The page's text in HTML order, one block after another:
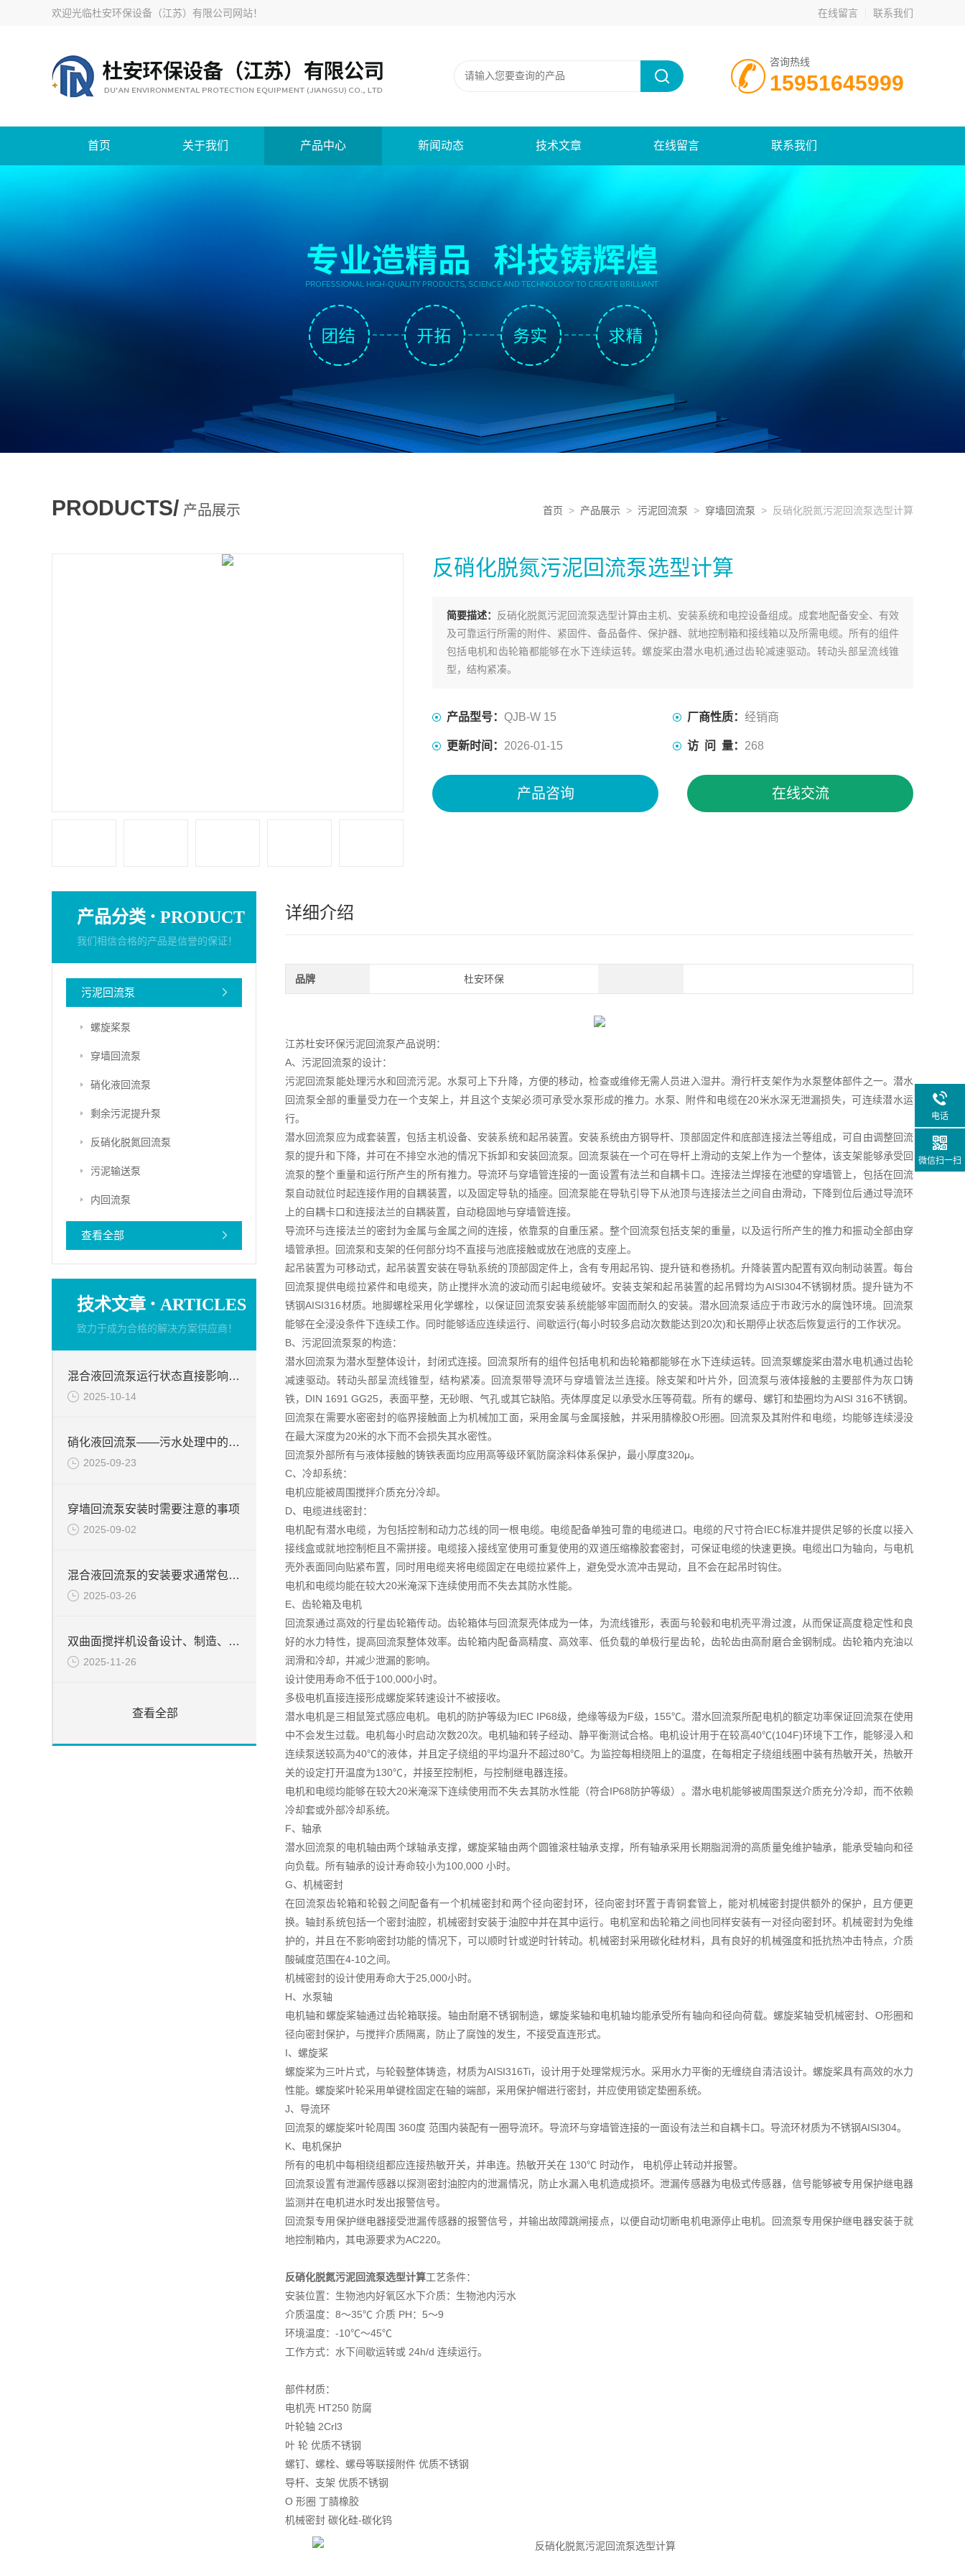
欢迎光临杜安环保设备（江苏）有限公司网站！ 在线留言 联系我们
咨询热线
15951645999
首页 关于我们 产品中心 新闻动态 技术文章 在线留言 联系我们
PRODUCTS/ 产品展示 首页 > 产品展示 > 污泥回流泵 > 穿墙回流泵 > 反硝化脱氮污泥回流泵选型计算
反硝化脱氮污泥回流泵选型计算
简要描述：
反硝化脱氮污泥回流泵选型计算由主机、安装系统和电控设备组成。成套地配备安全、有效
及可靠运行所需的附件、紧固件、备品备件、保护器、就地控制箱和接线箱以及所需电缆。所有的组件
包括电机和齿轮箱都能够在水下连续运转。螺旋桨由潜水电机通过齿轮减速驱动。转动头部呈流线锥
型，结构紧凑。
产品型号： QJB-W 15 厂商性质： 经销商
更新时间： 2026-01-15 访 问 量： 268
产品咨询 在线交流
产品分类 · PRODUCT
我们相信合格的产品是信誉的保证！
污泥回流泵
螺旋桨泵
穿墙回流泵
硝化液回流泵
剩余污泥提升泵
反硝化脱氮回流泵
污泥输送泵
内回流泵
查看全部
技术文章 · ARTICLES
致力于成为合格的解决方案供应商！
混合液回流泵运行状态直接影响整个工艺流程的稳定性与效率
2025-10-14
硝化液回流泵——污水处理中的关键角色
2025-09-23
穿墙回流泵安装时需要注意的事项
2025-09-02
混合液回流泵的安装要求通常包括以下几个方面
2025-03-26
双曲面搅拌机设备设计、制造、检验所遵循的目录
2025-11-26
查看全部
详细介绍
品牌 杜安环保
江苏杜安环保污泥回流泵产品说明：
A、污泥回流泵的设计：
污泥回流泵能处理污水和回流污泥。水泵可上下升降，方便的移动，检查或维修无需人员进入湿井。滑行杆支架作为水泵整体部件之一。潜水
回流泵全部的重量受力在一个支架上，并且这个支架必须可承受水泵形成的推力。水泵、附件和电缆在20米水深无泄漏损失，可连续潜水运
行。
潜水回流泵应为成套装置，包括主机设备、安装系统和起吊装置。安装系统由方钢导杆、顶部固定件和底部连接法兰等组成，可自由调整回流
泵的提升和下降，并可在不排空水池的情况下拆卸和安装回流泵。回流泵装在一个可在导杆上滑动的支架上作为一个整体，该支架能够承受回
流泵的整个重量和运行所产生的所有推力。导流环与穿墙管连接的一面设置有法兰和自耦卡口。连接法兰焊接在池壁的穿墙管上，包括在回流
泵自动就位时起连接作用的自耦装置，以及固定导轨的插座。回流泵能在导轨引导下从池顶与连接法兰之间自由滑动，下降到位后通过导流环
上的自耦卡口和连接法兰的自耦装置，自动稳固地与穿墙管连接。
导流环与连接法兰的密封为金属与金属之间的连接，依靠泵的自重压紧。整个回流泵包括支架的重量，以及运行所产生的推力和振动全部由穿
墙管承担。回流泵和支架的任何部分均不直接与池底接触或放在池底的支座上。
起吊装置为可移动式，起吊装置安装在导轨系统的顶部固定件上，含有专用起吊钩、提升链和卷扬机。升降装置内配置有双向制动装置。每台
回流泵提供电缆拉紧件和电缆夹，防止搅拌水流的波动而引起电缆破坏。安装支架和起吊装置的起吊臂均为AISI304不锈钢材质。提升链为不
锈钢AISI316材质。地脚螺栓采用化学螺栓，以保证回流泵安装系统能够牢固而耐久的安装。潜水回流泵适应于市政污水的腐蚀环境。回流泵
能够在全浸没条件下连续工作。同时能够适应连续运行、间歇运行(每小时较多启动次数能达到20次)和长期停止状态后恢复运行的工作状况。
B、污泥回流泵泵的构造：
潜水回流泵为潜水型整体设计，封闭式连接。回流泵所有的组件包括电机和齿轮箱都能够在水下连续运转。回流泵螺旋桨由潜水电机通过齿轮
减速驱动。转动头部呈流线锥型，结构紧凑。回流泵带导流环与穿墙管法兰连接。除支架和叶片外，回流泵与液体接触的主要部件为灰口铸
铁，DIN 1691 GG25，表面平整，无砂眼、气孔或其它缺陷。壳体厚度足以承受水压等荷载。所有的螺母、螺钉和垫圈均为AISI 316不锈钢。
回流泵在需要水密密封的临界接触面上为机械加工面，采用金属与金属接触，并采用腈橡胶O形圈。回流泵及其附件和电缆，均能够连续浸没
在最大深度为20米的水下而不会损失其水密性。
回流泵外部所有与液体接触的铸铁表面均应用高等级环氧防腐涂料体系保护，最小厚度320μ。
C、冷却系统：
电机应能被周围搅拌介质充分冷却。
D、电缆进线密封：
电机配有潜水电缆，为包括控制和动力芯线的同一根电缆。电缆配备单独可靠的电缆进口。电缆的尺寸符合IEC标准并提供足够的长度以接入
接线盒或就地控制柜且不需拼接。电缆接入接线室使用可重复使用的双道压缩橡胶套密封，可保证电缆的快速更换。电缆出口为轴向，与电机
壳外表面同向贴紧布置，同时用电缆夹将电缆固定在电缆拉紧件上，避免受水流冲击晃动，且不会在起吊时钩住。
电机和电缆均能在较大20米淹深下连续使用而不失去其防水性能。
E、齿轮箱及电机
回流泵通过高效的行星齿轮箱传动。齿轮箱体与回流泵壳体成为一体，为流线锥形，表面与轮毂和电机壳平滑过渡，从而保证高度稳定性和良
好的水力特性，提高回流泵整体效率。齿轮箱内配备高精度、高效率、低负载的单极行星齿轮，齿轮齿由高耐磨合金钢制成。齿轮箱内充油以
润滑和冷却，并减少泄漏的影响。
设计使用寿命不低于100,000小时。
多极电机直接连接形成螺旋桨转速设计不被接收。
潜水电机是三相鼠笼式感应电机。电机的防护等级为IEC IP68级，绝缘等级为F级，155℃。潜水回流泵所配电机的额定功率保证回流泵在使用
中不会发生过载。电机每小时启动次数20次。电机轴和转子经动、静平衡测试合格。电机设计用于在较高40℃(104F)环境下工作，能够浸入和
连续泵送较高为40℃的液体，并且定子绕组的平均温升不超过80℃。为监控每相绕阻上的温度，在每相定子绕组线圈中装有热敏开关，热敏开
关的设定打开温度为130℃，并接至控制柜，与控制继电器连接。
电机和电缆均能够在较大20米淹深下连续使用而不失去其防水性能（符合IP68防护等级）。潜水电机能够被周围泵送介质充分冷却，而不依赖
冷却套或外部冷却系统。
F、轴承
潜水回流泵的电机轴由两个球轴承支撑，螺旋桨轴由两个圆锥滚柱轴承支撑，所有轴承采用长期脂润滑的高质量免维护轴承，能承受轴向和径
向负载。所有轴承的设计寿命较小为100,000 小时。
G、机械密封
在回流泵齿轮箱和轮毂之间配备有一个机械密封和两个径向密封环，径向密封环置于青铜套管上，能对机械密封提供额外的保护，且方便更
换。轴封系统包括一个密封油腔，机械密封安装于油腔中并在其中运行。电机室和齿轮箱之间也同样安装有一对径向密封环。机械密封为免维
护的，并且在不影响密封功能的情况下，可以顺时针或逆时针转动。机械密封采用碳化硅材料，具有良好的机械强度和抵抗热冲击特点，介质
酸碱度范围在4-10之间。
机械密封的设计使用寿命大于25,000小时。
H、水泵轴
电机轴和螺旋桨轴通过齿轮箱联接。轴由耐磨不锈钢制造，螺旋桨轴和电机轴均能承受所有轴向和径向荷载。螺旋桨轴受机械密封、O形圈和
径向密封保护，与搅拌介质隔离，防止了腐蚀的发生，不接受直连形式。
I、螺旋桨
螺旋桨为三叶片式，与轮毂整体铸造，材质为AISI316Ti，设计用于处理常规污水。采用水力平衡的无缠绕自清洁设计。螺旋桨具有高效的水力
性能。螺旋桨叶轮采用单键栓固定在轴的端部，采用保护帽进行密封，并应使用锁定垫圈系统。
J、导流环
回流泵的螺旋桨叶轮周围 360度 范围内装配有一圈导流环。导流环与穿墙管连接的一面设有法兰和自耦卡口。导流环材质为不锈钢AISI304。
K、电机保护
所有的电机中每相绕组都应连接热敏开关，并串连。热敏开关在 130℃ 时动作， 电机停止转动并报警。
回流泵设置有泄漏传感器以探测密封油腔内的泄漏情况，防止水漏入电机造成损坏。泄漏传感器为电极式传感器，信号能够被专用保护继电器
监测并在电机进水时发出报警信号。
回流泵专用保护继电器接受泄漏传感器的报警信号，并输出故障跳闸接点，以便自动切断电机电源停止电机。回流泵专用保护继电器安装于就
地控制箱内，其电源要求为AC220。
反硝化脱氮污泥回流泵选型计算工艺条件：
安装位置：生物池内好氧区水下介质：生物池内污水
介质温度：8～35℃ 介质 PH：5～9
环境温度：-10℃～45℃
工作方式：水下间歇运转或 24h/d 连续运行。
部件材质：
电机壳 HT250 防腐
叶轮轴 2Crl3
叶 轮 优质不锈钢
螺钉、螺栓、螺母等联接附件 优质不锈钢
导杆、支架 优质不锈钢
O 形圈 丁腈橡胶
机械密封 碳化硅-碳化钨
电话
微信扫一扫